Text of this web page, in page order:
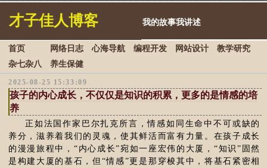
才子佳人博客 我的故事我讲述
首页 网络日志 心海导航 编程开发 网站设计
教学研究
杂七杂八
养生保健
2025-08-25 15:33:09
孩子的内心成长，不仅仅是知识的积累，更多的是情感的培
养
正如法国作家巴尔扎克所言，情感如同生命中不可或缺的
养分，滋养着我们的灵魂，使其鲜活而富有力量。在孩子成长
的漫漫旅程中，“内心成长”宛如一座宏伟的大厦，“知识”固然
是构建大厦的基石，但“情感”更是那穿梭其中，将基石紧密相